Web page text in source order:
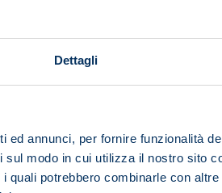
Dettagli
ed annunci, per fornire funzionalità
modo in cui utilizza il nostro sito
quali potrebbero combinarle con